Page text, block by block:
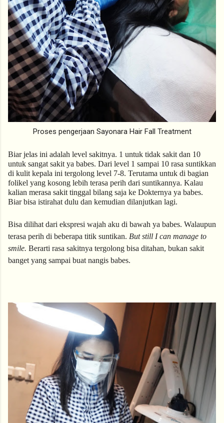
Proses pengerjaan Sayonara Hair Fall Treatment
Biar jelas ini adalah level sakitnya. 1 untuk tidak sakit dan 10
untuk sangat sakit ya babes. Dari level 1 sampai 10 rasa suntikkan
di kulit kepala ini tergolong level 7-8. Terutama untuk di bagian
folikel yang kosong lebih terasa perih dari suntikannya. Kalau
kalian merasa sakit tinggal bilang saja ke Dokternya ya babes.
Biar bisa istirahat dulu dan kemudian dilanjutkan lagi.
Bisa dilihat dari ekspresi wajah aku di bawah ya babes. Walaupun
terasa perih di beberapa titik suntikan. But still I can manage to
smile. Berarti rasa sakitnya tergolong bisa ditahan, bukan sakit
banget yang sampai buat nangis babes.